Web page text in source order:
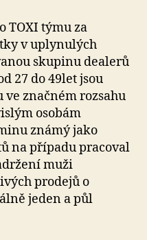
TOXI týmu za
v uplynulých
skupinu dealerů
27 do 49let jsou
ve značném rozsahu
osobám
známý jako
na případu pracoval
muži
prodejů o
jeden a půl